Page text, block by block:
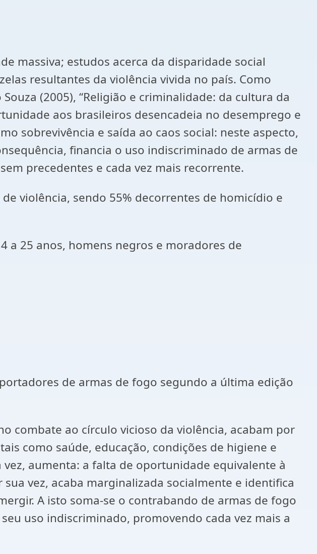
estudos acerca da disparidade social
resultantes da violência vivida no país. Como
(2005), “Religião e criminalidade: da cultura da
aos brasileiros desencadeia no desemprego e
sobrevivência e saída ao caos social: neste aspecto,
financia o uso indiscriminado de armas de
precedentes e cada vez mais recorrente.
violência, sendo 55% decorrentes de homicídio e
a 25 anos, homens negros e moradores de
de armas de fogo segundo a última edição
combate ao círculo vicioso da violência, acabam por
como saúde, educação, condições de higiene e
aumenta: a falta de oportunidade equivalente à
vez, acaba marginalizada socialmente e identifica
A isto soma-se o contrabando de armas de fogo
uso indiscriminado, promovendo cada vez mais a